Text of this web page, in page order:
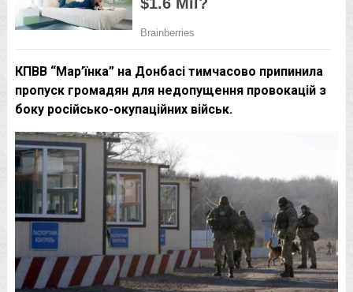
КПВВ “Мар’їнка” на Донбасі тимчасово припинила
пропуск громадян для недопущення провокацій з
боку російсько-окупаційних військ.